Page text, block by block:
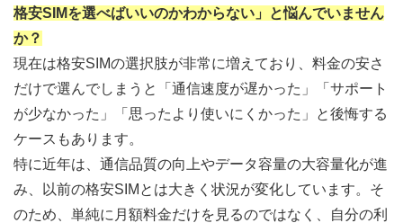
格安SIMを選べばいいのかわからない」と悩んでいません
か？
現在は格安SIMの選択肢が非常に増えており、料金の安さ
だけで選んでしまうと「通信速度が遅かった」「サポート
が少なかった」「思ったより使いにくかった」と後悔する
ケースもあります。
特に近年は、通信品質の向上やデータ容量の大容量化が進
み、以前の格安SIMとは大きく状況が変化しています。そ
のため、単純に月額料金だけを見るのではなく、自分の利